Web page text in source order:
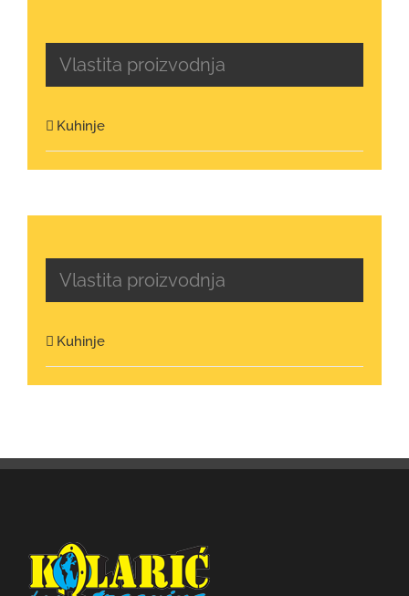
Vlastita proizvodnja
Kuhinje
Vlastita proizvodnja
Kuhinje